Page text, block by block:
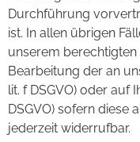
Durchführung
ist. In allen übrigen
unserem
Bearbeitung der an
lit. f DSGVO) oder auf
DSGVO) sofern diese
jederzeit widerrufbar.